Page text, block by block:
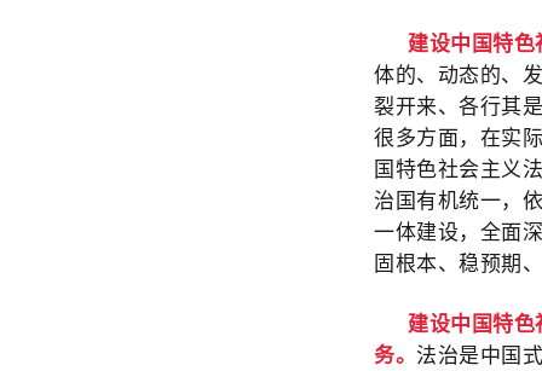
建设中国特
体的、动态的、
裂开来、各行其
很多方面，在实
国特色社会主义
治国有机统一，
一体建设，全面
固根本、稳预期
建设中国特
务。 法治是中国